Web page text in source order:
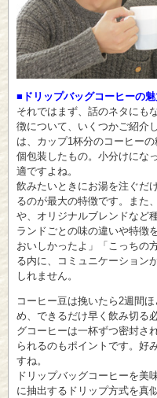
■ドリップバッグコーヒーの魅
それではまず、話のネタにも
徴について、いくつかご紹介
は、カップ1杯分のコーヒー
個包装したもの。小分けにな
適ですよね。
飲みたいときにお湯を注ぐだ
るのが最大の特徴です。また
や、オリジナルブレンドなど
ランドごとの味の違いや特徴
おいしかったよ」「こっちの
る内に、コミュニケーション
しれません。
コーヒー豆は挽いたら2週間
め、できるだけ早く飲み切る
グコーヒーは一杯ずつ密封さ
られるのもポイントです。好
すね。
ドリップバッグコーヒーを美
に抽出するドリップ方式を真